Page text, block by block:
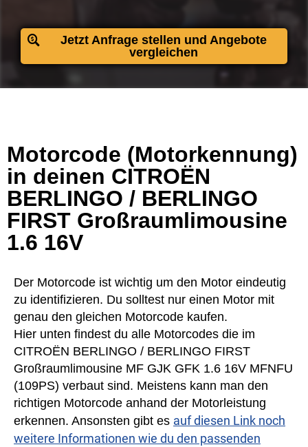
Jetzt Anfrage stellen und Angebote
vergleichen
Motorcode (Motorkennung)
in deinen CITROËN
BERLINGO / BERLINGO
FIRST Großraumlimousine
1.6 16V
Der Motorcode ist wichtig um den Motor eindeutig
zu identifizieren. Du solltest nur einen Motor mit
genau den gleichen Motorcode kaufen.
Hier unten findest du alle Motorcodes die im
CITROËN BERLINGO / BERLINGO FIRST
Großraumlimousine MF GJK GFK 1.6 16V MFNFU
(109PS) verbaut sind. Meistens kann man den
richtigen Motorcode anhand der Motorleistung
erkennen. Ansonsten gibt es auf diesen Link noch
weitere Informationen wie du den passenden